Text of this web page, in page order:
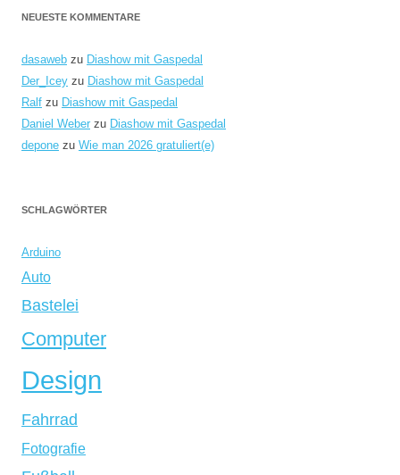
NEUESTE KOMMENTARE
dasaweb zu Diashow mit Gaspedal
Der_Icey zu Diashow mit Gaspedal
Ralf zu Diashow mit Gaspedal
Daniel Weber zu Diashow mit Gaspedal
depone zu Wie man 2026 gratuliert(e)
SCHLAGWÖRTER
Arduino
Auto
Bastelei
Computer
Design
Fahrrad
Fotografie